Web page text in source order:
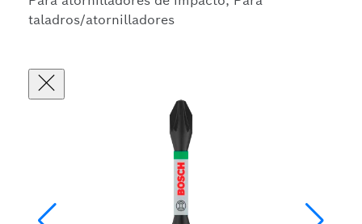
taladros/atornilladores